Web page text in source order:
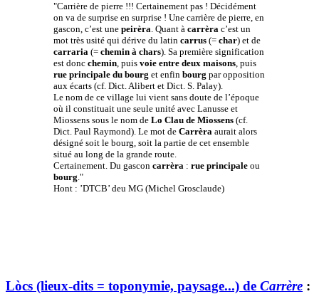
"Carrière de pierre !!! Certainement pas ! Décidément
on va de surprise en surprise ! Une carrière de pierre, en
gascon, c’est une peirèra. Quant à carrèrac’est un
mot très usité qui dérive du latin carrus(= char) et de
carraria(= chemin à chars). Sa première signification
est donc chemin, puis voie entre deux maisons, puis
rue principale du bourg et enfin bourg par opposition
aux écarts (cf. Dict. Alibert et Dict. S. Palay).
Le nom de ce village lui vient sans doute de l’époque
où il constituait une seule unité avec Lanusse et
Miossens sous le nom de Lo Clau de Miossens(cf.
Dict. Paul Raymond). Le mot de Carrèraaurait alors
désigné soit le bourg, soit la partie de cet ensemble
situé au long de la grande route.
Certainement. Du gascon carrèra: rue principaleou
bourg."
Hont : ’DTCB’ deu MG (Michel Grosclaude)
Lòcs (lieux-dits = toponymie, paysage...) de Carrère :